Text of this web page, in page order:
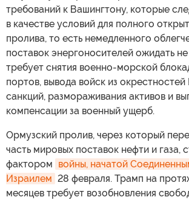
требований к Вашингтону, которые
в качестве условий для полного
пролива, то есть немедленного
поставок энергоносителей ожидать
требует снятия военно-морской
портов, вывода войск из
санкций, размораживания активов и
компенсации за военный ущерб.
Ормузский пролив, через который
часть мировых поставок нефти и газа,
фактором войны, начатой
Израилем 28 февраля. Трамп на
месяцев требует возобновления